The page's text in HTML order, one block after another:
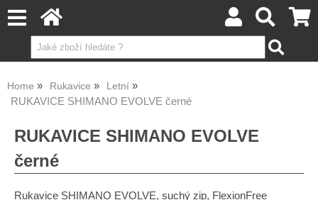
Home Rukavice Letní
RUKAVICE SHIMANO EVOLVE černé
RUKAVICE SHIMANO EVOLVE
černé
Rukavice SHIMANO EVOLVE, suchý zip, FlexionFree